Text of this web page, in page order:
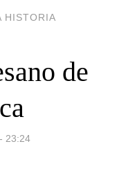
HISTORIA
de
23:24